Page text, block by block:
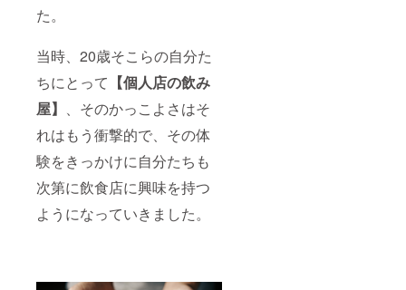
た。
当時、20歳そこらの自分た
ちにとって 【個人店の飲み
屋】
、そのかっこよさはそ
れはもう衝撃的で、その体
験をきっかけに自分たちも
次第に飲食店に興味を持つ
ようになっていきました。